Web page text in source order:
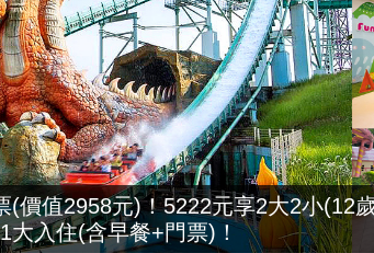
價值2958元)！5222元享2大2小(12
大入住(含早餐+門票)！